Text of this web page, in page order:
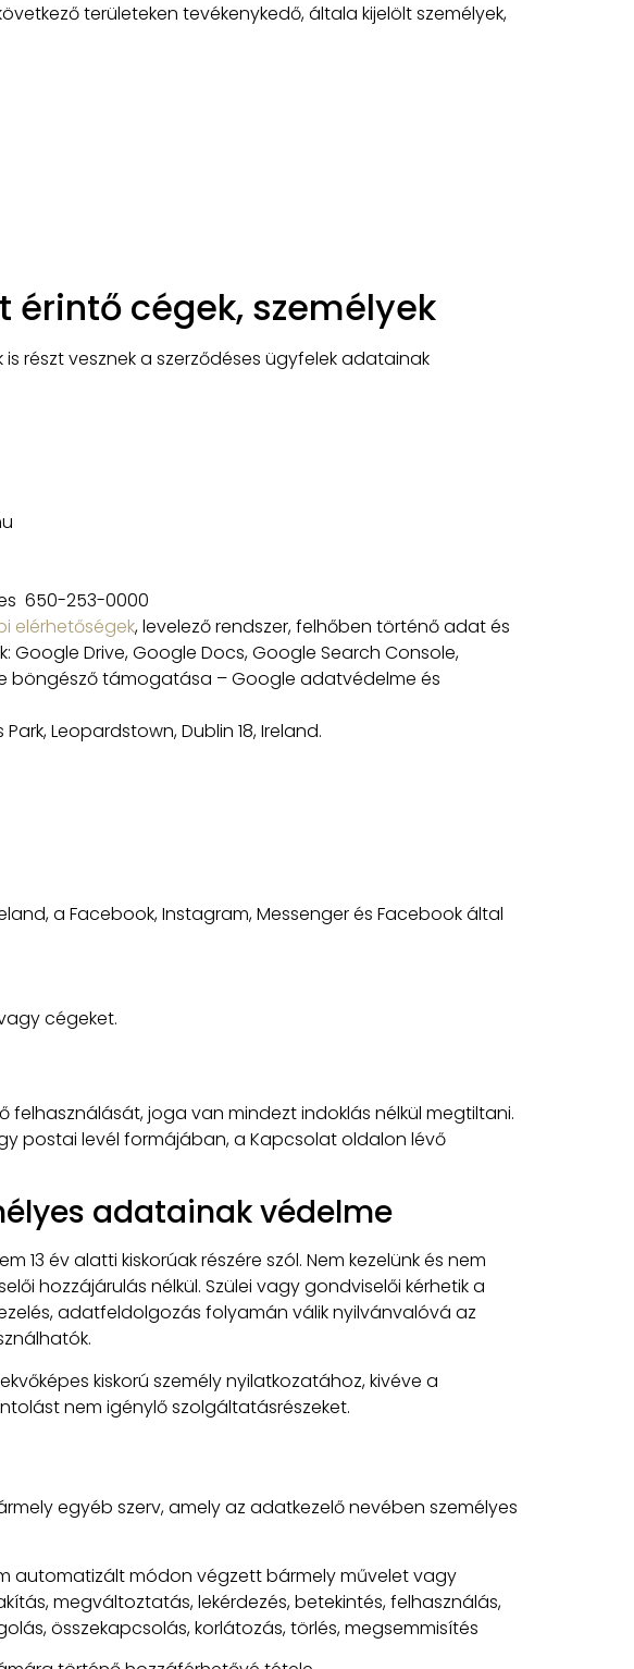
területeken tevékenykedő, általa kijelölt személyek,
cégek, személyek
részt vesznek a szerződéses ügyfelek adatainak
650-253-0000
elérhetőségek, levelező rendszer, felhőben történő adat és
Drive, Google Docs, Google Search Console,
böngésző támogatása – Google adatvédelme és
Leopardstown, Dublin 18, Ireland.
a Facebook, Instagram, Messenger és Facebook által
cégeket.
joga van mindezt indoklás nélkül megtiltani.
postai levél formájában, a Kapcsolat oldalon lévő
adatainak védelme
év alatti kiskorúak részére szól. Nem kezelünk és nem
hozzájárulás nélkül. Szülei vagy gondviselői kérhetik a
adatfeldolgozás folyamán válik nyilvánvalóvá az
kiskorú személy nyilatkozatához, kivéve a
nem igénylő szolgáltatásrészeket.
egyéb szerv, amely az adatkezelő nevében személyes
automatizált módon végzett bármely művelet vagy
megváltoztatás, lekérdezés, betekintés, felhasználás,
összekapcsolás, korlátozás, törlés, megsemmisítés